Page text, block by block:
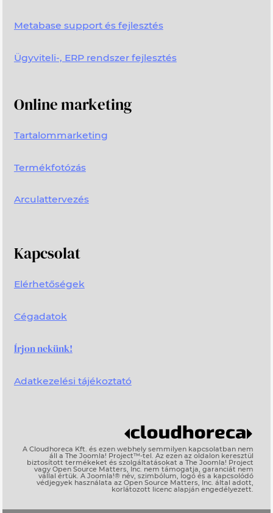
Metabase support és fejlesztés
Ügyviteli-, ERP rendszer fejlesztés
Online marketing
Tartalommarketing
Termékfotózás
Arculattervezés
Kapcsolat
Elérhetőségek
Cégadatok
Írjon nekünk!
Adatkezelési tájékoztató
A Cloudhoreca Kft. és ezen webhely semmilyen kapcsolatban nem
áll a The Joomla! Project™-tel. Az ezen az oldalon keresztül
biztosított termékeket és szolgáltatásokat a The Joomla! Project
vagy Open Source Matters, Inc. nem támogatja, garanciát nem
vállal értük. A Joomla!® név, szimbólum, logó és a kapcsolódó
védjegyek használata az Open Source Matters, Inc. által adott,
korlátozott licenc alapján engedélyezett.